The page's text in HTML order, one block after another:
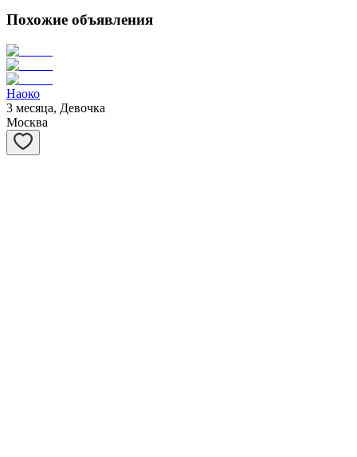
Похожие объявления
Наоко
3 месяца, Девочка
Москва